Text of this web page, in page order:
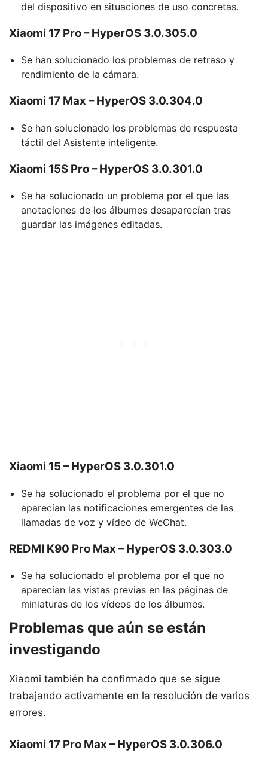
del dispositivo en situaciones de uso concretas.
Xiaomi 17 Pro – HyperOS 3.0.305.0
Se han solucionado los problemas de retraso y
rendimiento de la cámara.
Xiaomi 17 Max – HyperOS 3.0.304.0
Se han solucionado los problemas de respuesta
táctil del Asistente inteligente.
Xiaomi 15S Pro – HyperOS 3.0.301.0
Se ha solucionado un problema por el que las
anotaciones de los álbumes desaparecían tras
guardar las imágenes editadas.
Xiaomi 15 – HyperOS 3.0.301.0
Se ha solucionado el problema por el que no
aparecían las notificaciones emergentes de las
llamadas de voz y vídeo de WeChat.
REDMI K90 Pro Max – HyperOS 3.0.303.0
Se ha solucionado el problema por el que no
aparecían las vistas previas en las páginas de
miniaturas de los vídeos de los álbumes.
Problemas que aún se están
investigando
Xiaomi también ha confirmado que se sigue
trabajando activamente en la resolución de varios
errores.
Xiaomi 17 Pro Max – HyperOS 3.0.306.0